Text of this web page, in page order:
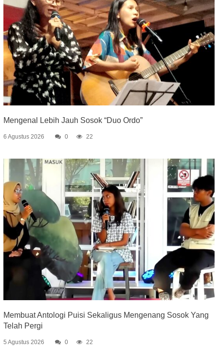
Mengenal Lebih Jauh Sosok “Duo Ordo”
6 Agustus 2026 0 22
Membuat Antologi Puisi Sekaligus Mengenang Sosok Yang
Telah Pergi
5 Agustus 2026 0 22